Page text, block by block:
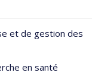
et de gestion des
en santé